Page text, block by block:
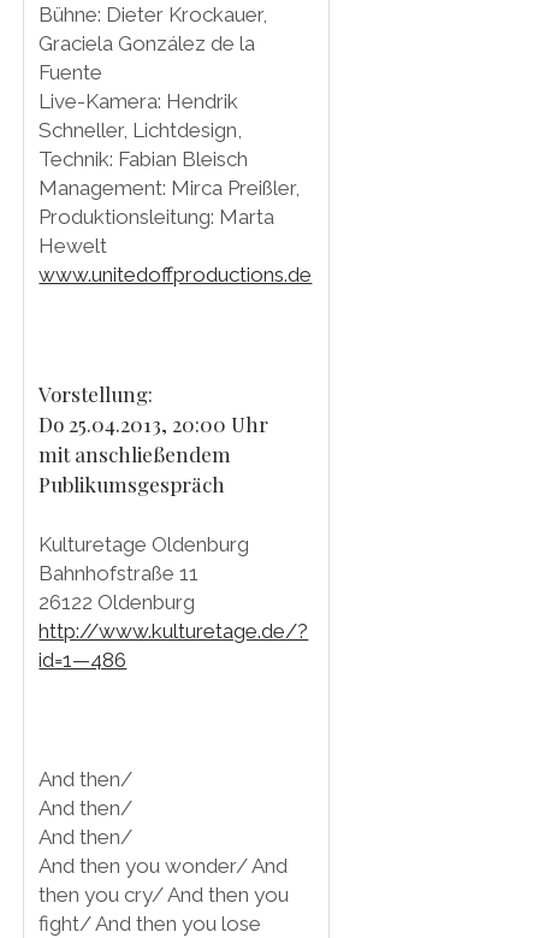
Bühne: Dieter Krockauer,
Graciela González de la
Fuente
Live-Kamera: Hendrik
Schneller, Lichtdesign,
Technik: Fabian Bleisch
Management: Mirca Preißler,
Produktionsleitung: Marta
Hewelt
www.unitedoffproductions.de
Vorstellung:
Do 25.04.2013, 20:00 Uhr
mit anschließendem
Publikumsgespräch
Kulturetage Oldenburg
Bahnhofstraße 11
26122 Oldenburg
http://www.kulturetage.de/?
id=1—486
And then/
And then/
And then/
And then you wonder/ And
then you cry/ And then you
fight/ And then you lose